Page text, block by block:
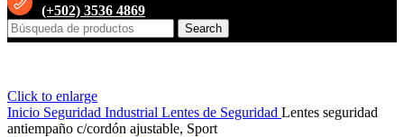
(+502) 3536 4869
Search
Click to enlarge
Inicio Seguridad Industrial Lentes de Seguridad Lentes seguridad
antiempaño c/cordón ajustable, Sport